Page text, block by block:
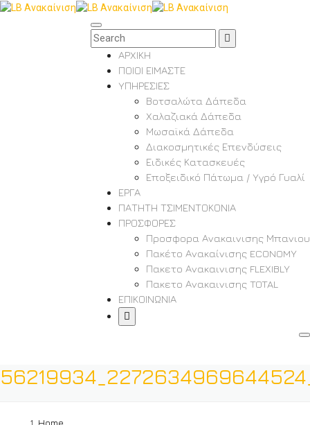
ΑΡΧΙΚΗ
ΠΟΙΟΙ ΕΙΜΑΣΤΕ
ΥΠΗΡΕΣΙΕΣ
Βοτσαλώτα Δάπεδα
Χαλαζιακά Δάπεδα
Μωσαϊκά Δάπεδα
Διακοσμητικές Επενδύσεις
Ειδικές Κατασκευές
Εποξειδικό Πάτωμα / Υγρό Γυαλί
ΕΡΓΑ
ΠΑΤΗΤΗ ΤΣΙΜΕΝΤΟΚΟΝΙΑ
ΠΡΟΣΦΟΡΕΣ
Προσφορα Ανακαινισης Μπανιου
Πακέτο Ανακαίνισης ECONOMY
Πακετο Ανακαινισης FLEXIBLY
Πακετο Ανακαινισης TOTAL
ΕΠΙΚΟΙΝΩΝΙΑ